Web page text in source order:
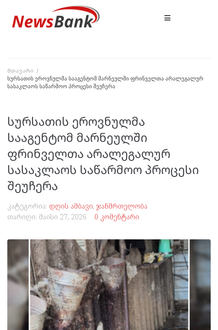
მთავარი /
სურსათის ეროვნულმა სააგენტომ მარნეულში ფრინველთა არალეგალურ
სასაკლაოს საწარმოო პროცესი შეუჩერა
სურსათის ეროვნულმა
სააგენტომ მარნეულში
ფრინველთა არალეგალურ
სასაკლაოს საწარმოო პროცესი
შეუჩერა
კატეგორია: დღის ამბავი, ჯანმრთელობა
თარიღი: მაისი 27, 2026 0 კომენტარი